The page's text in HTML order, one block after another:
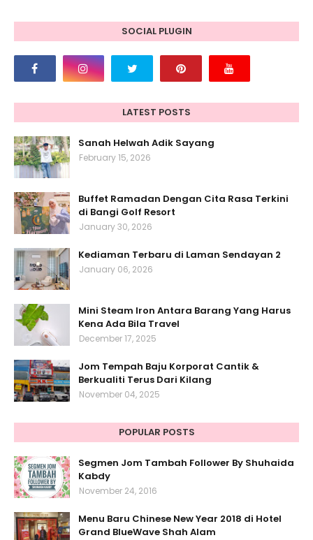
SOCIAL PLUGIN
LATEST POSTS
Sanah Helwah Adik Sayang
February 15, 2026
Buffet Ramadan Dengan Cita Rasa Terkini
di Bangi Golf Resort
January 30, 2026
Kediaman Terbaru di Laman Sendayan 2
January 06, 2026
Mini Steam Iron Antara Barang Yang Harus
Kena Ada Bila Travel
December 17, 2025
Jom Tempah Baju Korporat Cantik &
Berkualiti Terus Dari Kilang
November 04, 2025
POPULAR POSTS
Segmen Jom Tambah Follower By Shuhaida
Kabdy
November 24, 2016
Menu Baru Chinese New Year 2018 di Hotel
Grand BlueWave Shah Alam